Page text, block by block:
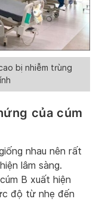
bị nhiễm trùng
của cúm
nhau nên rất
lâm sàng.
B xuất hiện
độ từ nhẹ đến